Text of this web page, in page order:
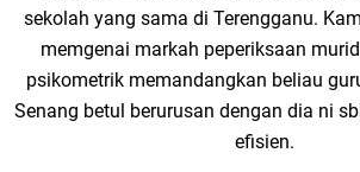
sekolah yang sama di Terengganu.
memgenai markah peperiksaan
psikometrik memandangkan beliau
Senang betul berurusan dengan dia ni
efisien.